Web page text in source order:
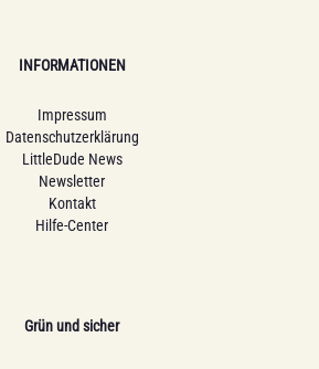
INFORMATIONEN
Impressum
Datenschutzerklärung
LittleDude News
Newsletter
Kontakt
Hilfe-Center
Grün und sicher